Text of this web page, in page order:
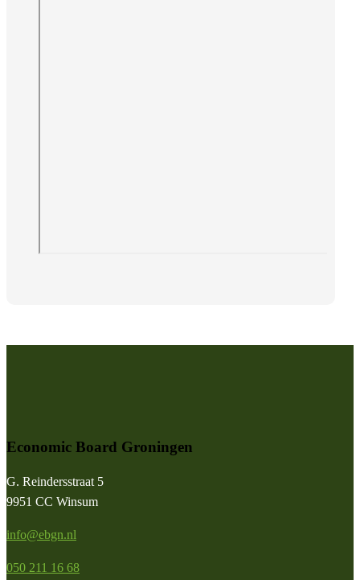
Economic Board Groningen
G. Reindersstraat 5
9951 CC Winsum
info@ebgn.nl
050 211 16 68